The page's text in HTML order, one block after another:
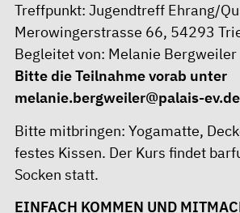
Treffpunkt: Jugendtreff Ehrang/
Merowingerstrasse 66, 54293
Begleitet von: Melanie Bergweiler
Bitte die Teilnahme vorab unter
melanie.bergweiler@palais-ev.de
Bitte mitbringen: Yogamatte,
festes Kissen. Der Kurs findet
Socken statt.
EINFACH KOMMEN UND